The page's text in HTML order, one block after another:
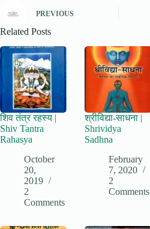
PREVIOUS
Related Posts
शिव तंत्र रहस्य |
Shiv Tantra
Rahasya
October
20,
2019
2
Comments
श्रीविद्या-साधना |
Shrividya
Sadhna
February
7, 2020
2
Comments